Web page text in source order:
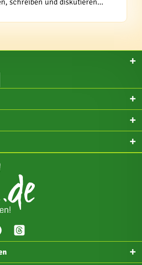
schreiben und diskutieren...